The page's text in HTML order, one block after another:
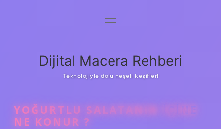
Anasayfa
Yasal Uyarı
menüyü
Dijital Macera Rehberi
Teknolojiyle dolu neşeli keşifler!
YOĞURTLU SALATANIN IÇINE
NE KONUR ?